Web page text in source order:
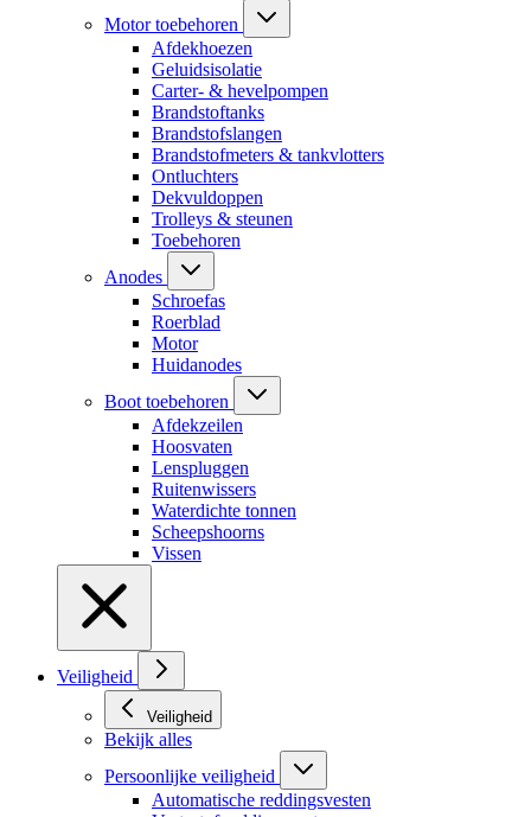
Motor toebehoren
Afdekhoezen
Geluidsisolatie
Carter- & hevelpompen
Brandstoftanks
Brandstofslangen
Brandstofmeters & tankvlotters
Ontluchters
Dekvuldoppen
Trolleys & steunen
Toebehoren
Anodes
Schroefas
Roerblad
Motor
Huidanodes
Boot toebehoren
Afdekzeilen
Hoosvaten
Lenspluggen
Ruitenwissers
Waterdichte tonnen
Scheepshoorns
Vissen
Veiligheid
Veiligheid
Bekijk alles
Persoonlijke veiligheid
Automatische reddingsvesten